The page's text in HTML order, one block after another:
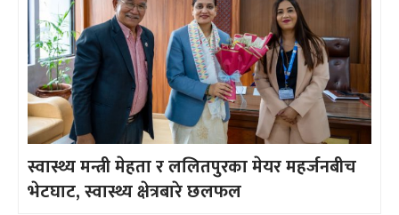
स्वास्थ्य मन्त्री मेहता र ललितपुरका मेयर महर्जनबीच
भेटघाट, स्वास्थ्य क्षेत्रबारे छलफल